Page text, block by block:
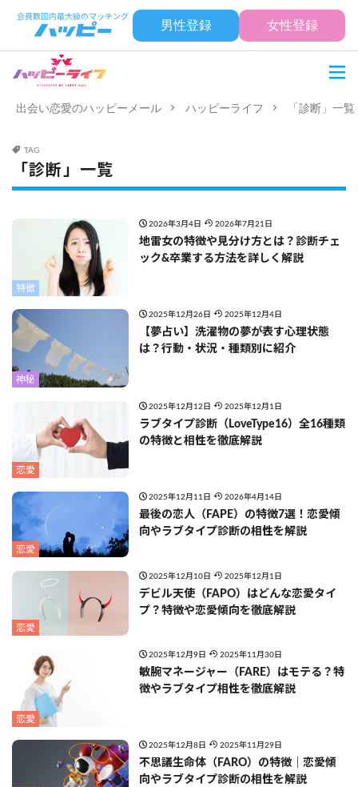
男性登録 女性登録
出会い恋愛のハッピーメール ハッピーライフ 「診断」一覧
TAG
「診断」一覧
特徴
2026年3月4日 2026年7月21日
地雷女の特徴や見分け方とは？診断チェ
ック&卒業する方法を詳しく解説
神秘
2025年12月26日 2025年12月4日
【夢占い】洗濯物の夢が表す心理状態
は？行動・状況・種類別に紹介
恋愛
2025年12月12日 2025年12月1日
ラブタイプ診断（LoveType16）全16種類
の特徴と相性を徹底解説
恋愛
2025年12月11日 2026年4月14日
最後の恋人（FAPE）の特徴7選！恋愛傾
向やラブタイプ診断の相性を解説
恋愛
2025年12月10日 2025年12月1日
デビル天使（FAPO）はどんな恋愛タイ
プ？特徴や恋愛傾向を徹底解説
恋愛
2025年12月9日 2025年11月30日
敏腕マネージャー（FARE）はモテる？特
徴やラブタイプ相性を徹底解説
2025年12月8日 2025年11月29日
不思議生命体（FARO）の特徴｜恋愛傾
向やラブタイプ診断の相性を解説